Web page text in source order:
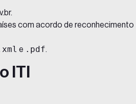
com acordo de reconhecimento
e .pdf.
ITI